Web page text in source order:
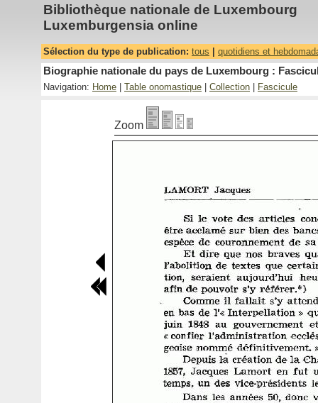
Bibliothèque nationale de Luxembourg
Luxemburgensia online
Sélection du type de publication: tous quotidiens et
Biographie nationale du pays de Luxembourg :
Navigation: Home Table onomastique Collection Fascicule
Zoom